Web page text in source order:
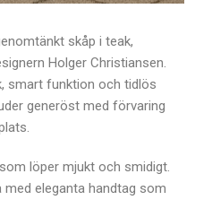
skåp i teak,
Holger Christiansen.
smart funktion och tidlös
generöst med förvaring
löper mjukt och smidigt.
eleganta handtag som